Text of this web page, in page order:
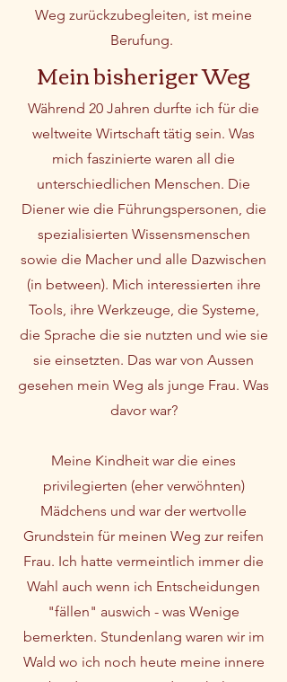
Weg zurückzubegleiten, ist meine
Berufung.
Mein bisheriger Weg
Während 20 Jahren durfte ich für die
weltweite Wirtschaft tätig sein. Was
mich faszinierte waren all die
unterschiedlichen Menschen. Die
Diener wie die Führungspersonen, die
spezialisierten Wissensmenschen
sowie die Macher und alle Dazwischen
(in between). Mich interessierten ihre
Tools, ihre Werkzeuge, die Systeme,
die Sprache die sie nutzten und wie sie
sie einsetzten. Das war von Aussen
gesehen mein Weg als junge Frau. Was
davor war?
Meine Kindheit war die eines
privilegierten (eher verwöhnten)
Mädchens und war der wertvolle
Grundstein für meinen Weg zur reifen
Frau. Ich hatte vermeintlich immer die
Wahl auch wenn ich Entscheidungen
"fällen" auswich - was Wenige
bemerkten. Stundenlang waren wir im
Wald wo ich noch heute meine innere